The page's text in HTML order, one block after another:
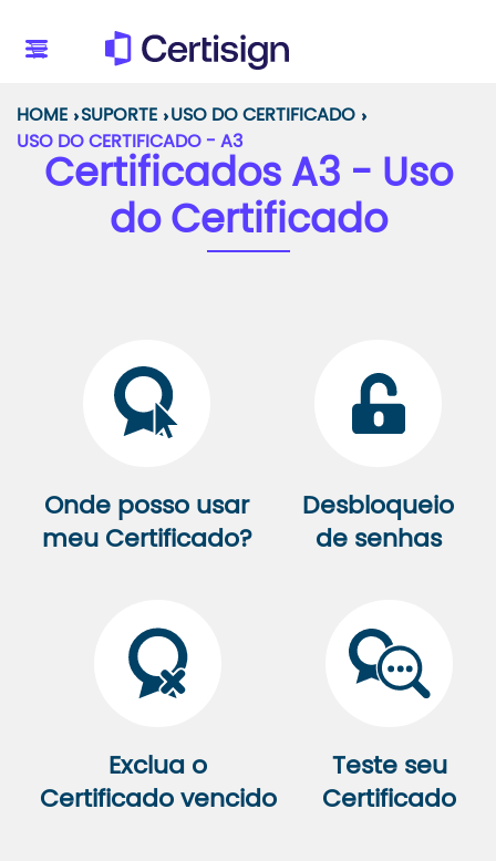
HOME SUPORTE
USO DO CERTIFICADO
USO DO CERTIFICADO - A3
Certificados A3 - Uso
do Certificado
Onde posso usar
meu Certificado?
Desbloqueio
de senhas
Exclua o
Certificado vencido
Teste seu
Certificado